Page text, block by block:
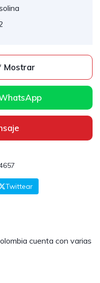
573 *** *** Mostrar
Twittear
cuenta con varias